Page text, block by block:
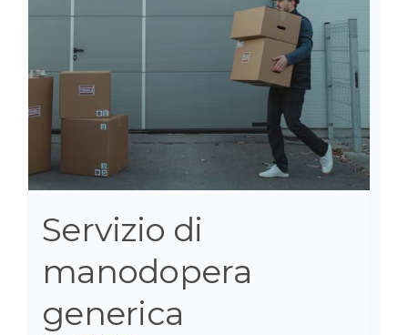
Servizio di
manodopera
generica